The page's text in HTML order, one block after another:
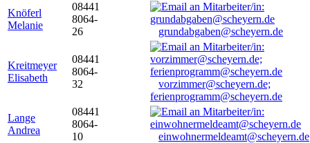
Knöferl
Melanie
08441
8064-
26
grundabgaben@scheyern.de
Kreitmeyer
Elisabeth
08441
8064-
32
vorzimmer@scheyern.de;
ferienprogramm@scheyern.de
Lange
Andrea
08441
8064-
10
einwohnermeldeamt@scheyern.de